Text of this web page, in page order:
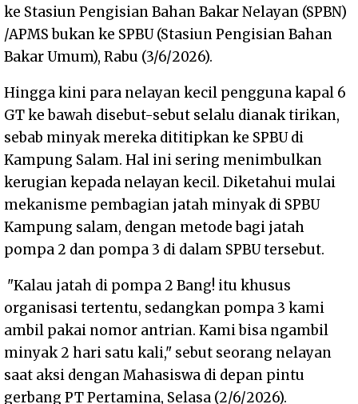
ke Stasiun Pengisian Bahan Bakar Nelayan (SPBN)
/APMS bukan ke SPBU (Stasiun Pengisian Bahan
Bakar Umum), Rabu (3/6/2026).
Hingga kini para nelayan kecil pengguna kapal 6
GT ke bawah disebut-sebut selalu dianak tirikan,
sebab minyak mereka dititipkan ke SPBU di
Kampung Salam. Hal ini sering menimbulkan
kerugian kepada nelayan kecil. Diketahui mulai
mekanisme pembagian jatah minyak di SPBU
Kampung salam, dengan metode bagi jatah
pompa 2 dan pompa 3 di dalam SPBU tersebut.
"Kalau jatah di pompa 2 Bang! itu khusus
organisasi tertentu, sedangkan pompa 3 kami
ambil pakai nomor antrian. Kami bisa ngambil
minyak 2 hari satu kali," sebut seorang nelayan
saat aksi dengan Mahasiswa di depan pintu
gerbang PT Pertamina, Selasa (2/6/2026).